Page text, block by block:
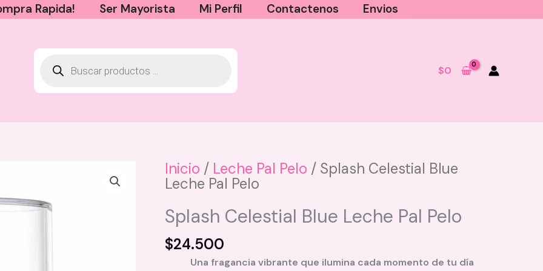
Rapida! Ser Mayorista Mi Perfil Contactenos Envios
$0
Inicio / Leche Pal Pelo / Splash Celestial Blue
Leche Pal Pelo
Splash Celestial Blue Leche Pal Pelo
$24.500
Una fragancia vibrante que ilumina cada momento de tu día
Perfumes De Miel Click Hair - Miel
$20.000